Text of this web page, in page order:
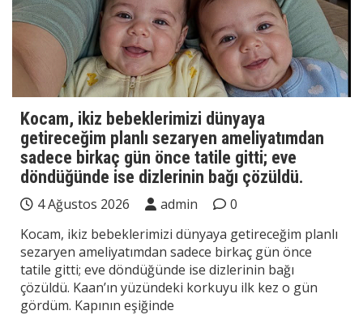
Kocam, ikiz bebeklerimizi dünyaya
getireceğim planlı sezaryen ameliyatımdan
sadece birkaç gün önce tatile gitti; eve
döndüğünde ise dizlerinin bağı çözüldü.
4 Ağustos 2026 admin
0
Kocam, ikiz bebeklerimizi dünyaya getireceğim planlı
sezaryen ameliyatımdan sadece birkaç gün önce
tatile gitti; eve döndüğünde ise dizlerinin bağı
çözüldü. Kaan’ın yüzündeki korkuyu ilk kez o gün
gördüm. Kapının eşiğinde